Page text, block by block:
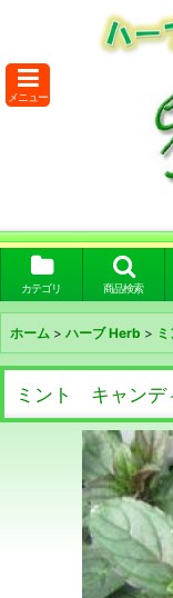
メニュー
カテゴリ 商品検索
ホーム > ハーブ Herb >
ミント キャン